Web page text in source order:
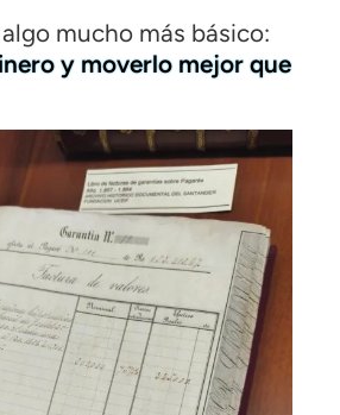
mucho más básico:
y moverlo mejor que